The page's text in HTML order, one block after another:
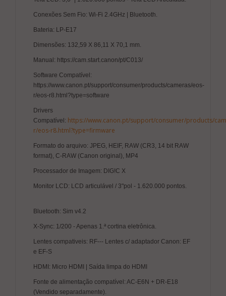
Conexões Sem Fio: Wi-Fi 2.4GHz | Bluetooth.
Bateria: LP-E17
Dimensões: 132,59 X 86,11 X 70,1 mm.
Manual: https://cam.start.canon/pt/C013/
Software Compatível:
https://www.canon.pt/support/consumer/products/cameras/eos-
r/eos-r8.html?type=software
Drivers
Compatível: https://www.canon.pt/support/consumer/products/
r/eos-r8.html?type=firmware
Formato do arquivo: JPEG, HEIF, RAW (CR3, 14 bit RAW
format), C-RAW (Canon original), MP4
Processador de Imagem: DIG!C X
Monitor LCD: LCD articulável / 3"pol - 1.620.000 pontos.
Bluetooth: Sim v4.2
X-Sync: 1/200 - Apenas 1.ª cortina eletrônica.
Lentes compativeis: RF--- Lentes c/ adaptador Canon: EF
e EF-S
HDMI: Micro HDMI | Saída limpa do HDMI
Fonte de alimentação compatível: AC-E6N + DR-E18
(Vendido separadamente).